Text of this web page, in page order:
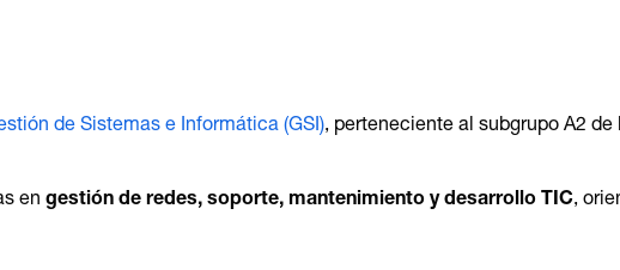
de Sistemas e Informática (GSI), perteneciente al subgrupo A2
en gestión de redes, soporte, mantenimiento y desarrollo TIC,